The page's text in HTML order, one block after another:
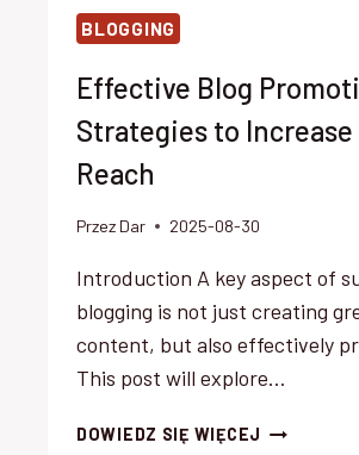
BLOGGING
Effective Blog
Strategies to Increase
Reach
Przez Dar 2025-08-30
Introduction A key aspect of
blogging is not just creating
content, but also effectively
This post will explore…
DOWIEDZ SIĘ WIĘCEJ EFFECTIVE